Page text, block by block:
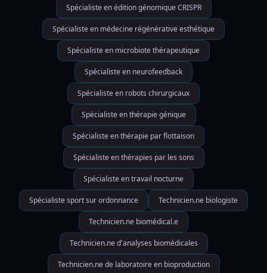
Spécialiste en édition génomique CRISPR
Spécialiste en médecine régénérative esthétique
Spécialiste en microbiote thérapeutique
Spécialiste en neurofeedback
Spécialiste en robots chirurgicaux
Spécialiste en thérapie génique
Spécialiste en thérapie par flottaison
Spécialiste en thérapies par les sons
Spécialiste en travail nocturne
Spécialiste sport sur ordonnance Technicien.ne biologiste
Technicien.ne biomédical.e
Technicien.ne d'analyses biomédicales
Technicien.ne de laboratoire en bioproduction